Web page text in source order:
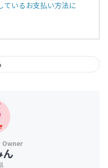
ているお支払い方法に
ん